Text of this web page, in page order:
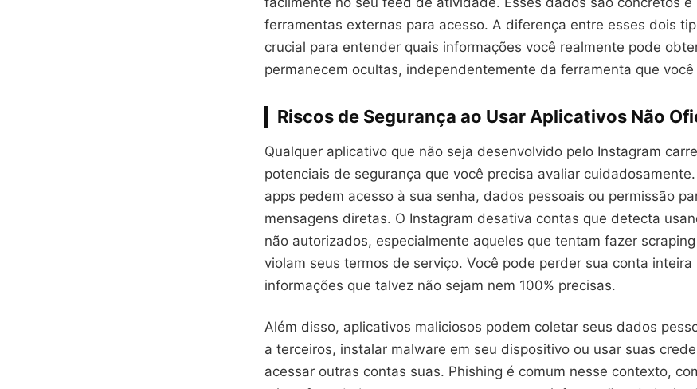
ferramentas externas para acesso. A diferença entre esses dois
crucial para entender quais informações você realmente pode
permanecem ocultas, independentemente da ferramenta que você
Riscos de Segurança ao Usar Aplicativos Não
Qualquer aplicativo que não seja desenvolvido pelo Instagram
potenciais de segurança que você precisa avaliar
apps pedem acesso à sua senha, dados pessoais ou permissão
mensagens diretas. O Instagram desativa contas que detecta
não autorizados, especialmente aqueles que tentam fazer
violam seus termos de serviço. Você pode perder sua conta
informações que talvez não sejam nem 100% precisas.
Além disso, aplicativos maliciosos podem coletar seus dados
a terceiros, instalar malware em seu dispositivo ou usar suas
acessar outras contas suas. Phishing é comum nesse contexto,